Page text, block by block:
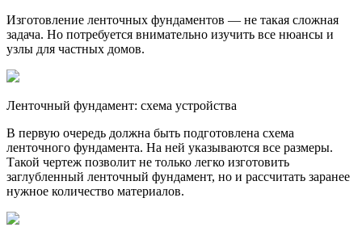
Изготовление ленточных фундаментов — не такая сложная
задача. Но потребуется внимательно изучить все нюансы и
узлы для частных домов.
Ленточный фундамент: схема устройства
В первую очередь должна быть подготовлена схема
ленточного фундамента. На ней указываются все размеры.
Такой чертеж позволит не только легко изготовить
заглубленный ленточный фундамент, но и рассчитать заранее
нужное количество материалов.